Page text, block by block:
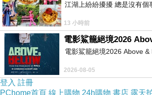
江湖上紛紛擾擾 總是沒有
13 小時前
電影鯊籠絕境2026
電影鯊籠絕境2026 Above
2026-08-05
登入 註冊
PChome首頁 線上購物 24h購物 書店 露天